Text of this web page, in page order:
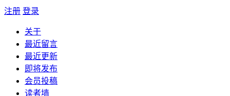
注册 登录
关于
最近留言
最近更新
即将发布
会员投稿
读者墙